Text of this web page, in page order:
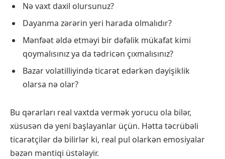
Nə vaxt daxil olursunuz?
Dayanma zərərin yeri harada olmalıdır?
Mənfəət əldə etməyi bir dəfəlik mükafat kimi
qoymalısınız ya da tədricən çıxmalısınız?
Bazar volatilliyində ticarət edərkən dəyişiklik
olarsa nə olar?
Bu qərarları real vaxtda vermək yorucu ola bilər,
xüsusən də yeni başlayanlar üçün. Hətta təcrübəli
ticarətçilər də bilirlər ki, real pul olarkən emosiyalar
bəzən məntiqi üstələyir.